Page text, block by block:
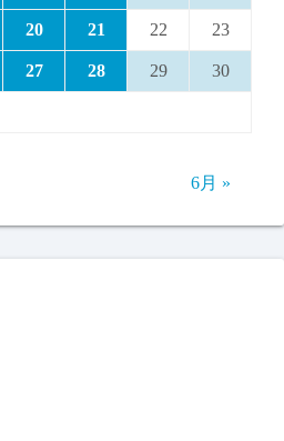
20 21 22 23
27 28 29 30
6月 »